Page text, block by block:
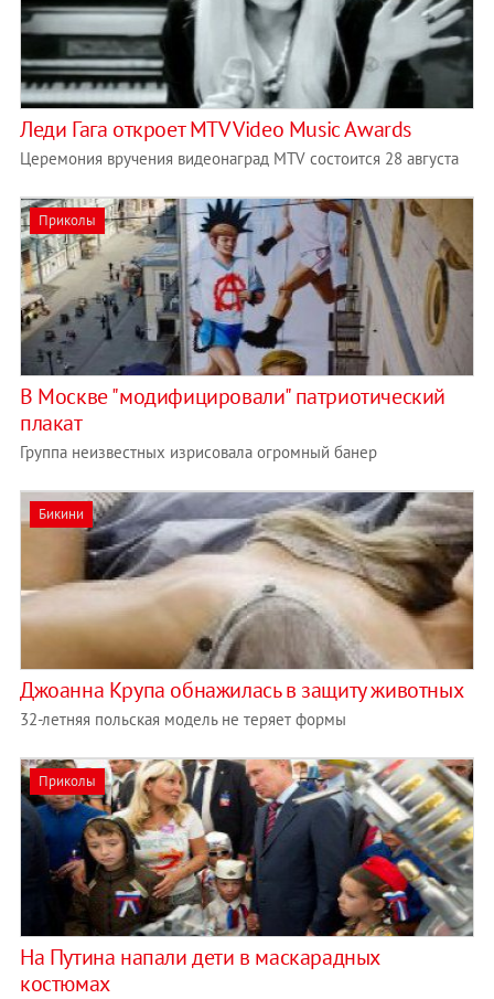
Леди Гага откроет MTV Video Music Awards
Церемония вручения видеонаград MTV состоится 28 августа
Приколы
В Москве "модифицировали" патриотический
плакат
Группа неизвестных изрисовала огромный банер
Бикини
Джоанна Крупа обнажилась в защиту животных
32-летняя польская модель не теряет формы
Приколы
На Путина напали дети в маскарадных
костюмах